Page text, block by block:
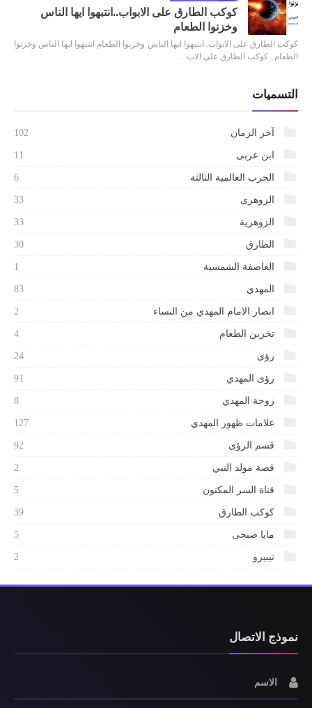
كوكب الطارق على الابواب..انتبهوا ايها الناس
وخزنوا الطعام
كوكب الطارق على الابواب..انتبهوا ايها الناس وخزنوا الطعام انتبهوا ايها الناس وخزنوا
الطعام.. كوكب الطارق على الاب…
التسميات
آخر الزمان 102
ابن عربى 11
الحرب العالمية الثالثة 6
الزوهرى 33
الزوهرية 33
الطارق 30
العاصفة الشمسية 1
المهدي 83
انصار الامام المهدي من النساء 2
تخزين الطعام 4
رؤى 24
رؤى المهدي 91
زوجة المهدي 8
علامات ظهور المهدي 127
قسم الرؤى 92
قصة مولد النبي 2
قناة السر المكنون 5
كوكب الطارق 39
مايا صبحى 5
نيبيرو 2
نموذج الاتصال
الاسم